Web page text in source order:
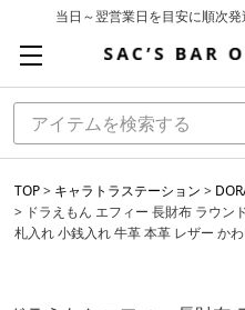
当日～翌営業日を目安に順次
基本配送料
TOP キャラトラステーション
ドラえもん エフィー 長財布 ラウ
札入れ 小銭入れ 牛革 本革 レザー か